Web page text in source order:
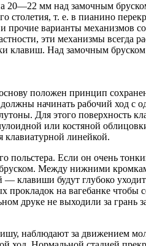
20—22 мм над замочным
т. е. в пианино
варианты механизмов
эти механизмы всегда
клавиш. Над замочным
положен принцип
начинать рабочий ход с
Для этого поверхность
или костяной
линейкой.
польстера. Если он очень
Между нижними
клавиши будут глубоко
на вагебанке чтобы
друке не выходили за грань
наблюдают за движением